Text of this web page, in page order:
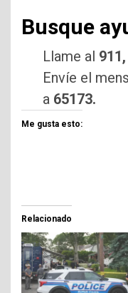
Busque
Llame al 911,
Envíe el
a 65173.
Me gusta esto:
Relacionado